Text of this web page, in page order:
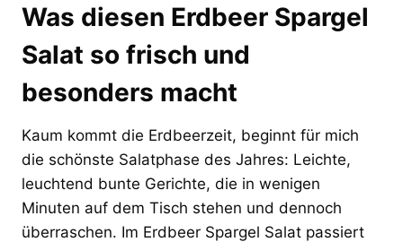
Was diesen Erdbeer Spargel
Salat so frisch und
besonders macht
Kaum kommt die Erdbeerzeit, beginnt für mich
die schönste Salatphase des Jahres: Leichte,
leuchtend bunte Gerichte, die in wenigen
Minuten auf dem Tisch stehen und dennoch
überraschen. Im Erdbeer Spargel Salat passiert